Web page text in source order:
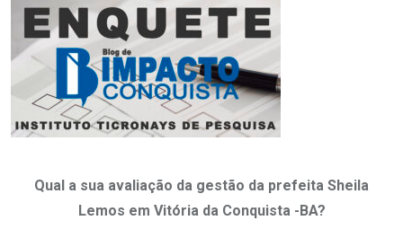
Qual a sua avaliação da gestão da prefeita Sheila
Lemos em Vitória da Conquista -BA?